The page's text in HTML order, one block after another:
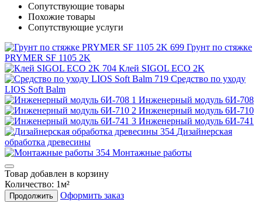
Сопутствующие товары
Похожие товары
Сопутствующие услуги
Грунт по стяжке
PRYMER SF 1105 2K
Клей SIGOL ECO 2K
Средство по уходу
LIOS Soft Balm
Инженерный модуль 6И-708
Инженерный модуль 6И-710
Инженерный модуль 6И-741
Дизайнерская
обработка древесины
Монтажные работы
Товар добавлен в корзину
Количество: 1м²
Продолжить Оформить заказ